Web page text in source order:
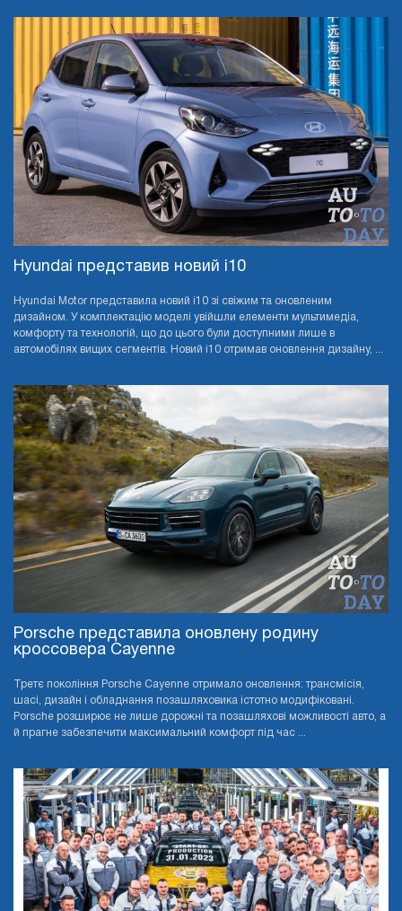
Hyundai представив новий i10
Hyundai Motor представила новий i10 зі свіжим та оновленим
дизайном. У комплектацію моделі увійшли елементи мультимедіа,
комфорту та технологій, що до цього були доступними лише в
автомобілях вищих сегментів. Новий i10 отримав оновлення дизайну, ...
Porsche представила оновлену родину
кроссовера Cayenne
Третє покоління Porsche Cayenne отримало оновлення: трансмісія,
шасі, дизайн і обладнання позашляховика істотно модифіковані.
Porsche розширює не лише дорожні та позашляхові можливості авто, а
й прагне забезпечити максимальний комфорт під час ...